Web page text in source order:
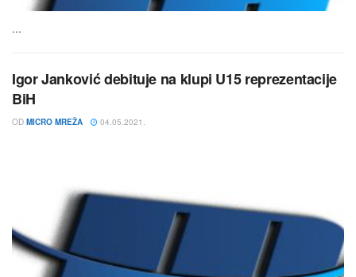
...
Igor Janković debituje na klupi U15 reprezentacije
BiH
OD MICRO MREŽA 04.05.2021.